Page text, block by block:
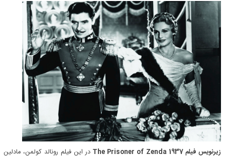
زیرنویس فیلم The Prisoner of Zenda 1937
در این فیلم رونالد کولمن، مادلین